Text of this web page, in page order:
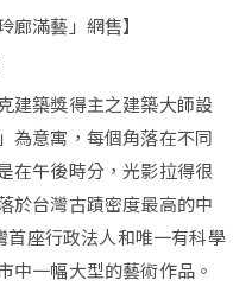
廊滿藝」網售】
建築獎得主之建築大師設
為意寓，每個角落在不同
在午後時分，光影拉得很
於台灣古蹟密度最高的中
首座行政法人和唯一有科學
中一幅大型的藝術作品。